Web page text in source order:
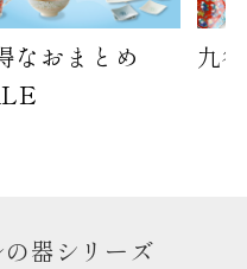
なおまとめ
九
器シリーズ